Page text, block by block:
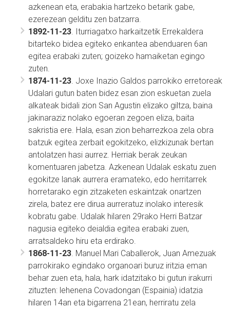
azkenean eta, erabakia hartzeko betarik gabe,
ezerezean gelditu zen batzarra.
1892-11-23 . Iturriagatxo harkaitzetik Errekaldera
bitarteko bidea egiteko enkantea abenduaren 6an
egitea erabaki zuten; goizeko hamaiketan egingo
zuten.
1874-11-23 . Joxe Inazio Galdos parrokiko erretoreak
Udalari gutun baten bidez esan zion eskuetan zuela
alkateak bidali zion San Agustin elizako giltza, baina
jakinaraziz nolako egoeran zegoen eliza, baita
sakristia ere. Hala, esan zion beharrezkoa zela obra
batzuk egitea zerbait egokitzeko, elizkizunak bertan
antolatzen hasi aurrez. Herriak berak zeukan
komentuaren jabetza. Azkenean Udalak eskatu zuen
egokitze lanak aurrera eramateko, edo herritarrek
horretarako egin zitzaketen eskaintzak onartzen
zirela, batez ere dirua aurreratuz inolako interesik
kobratu gabe. Udalak hilaren 29rako Herri Batzar
nagusia egiteko deialdia egitea erabaki zuen,
arratsaldeko hiru eta erdirako.
1868-11-23 . Manuel Mari Caballerok, Juan Amezuak
parrokirako egindako organoari buruz iritzia eman
behar zuen eta, hala, hark idatzitako bi gutun irakurri
zituzten: lehenena Covadongan (Espainia) idatzia
hilaren 14an eta bigarrena 21ean, herriratu zela